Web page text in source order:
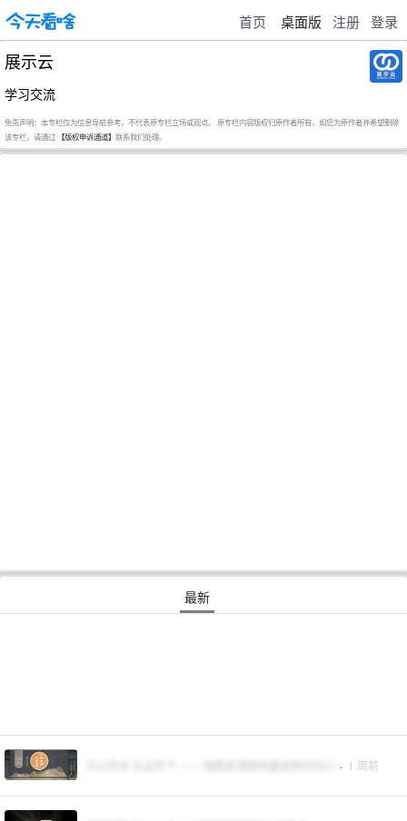
首页 桌面版 注册 登录
展示云
学习交流
免责声明：本专栏仅为信息导航参考，不代表原专栏立场或观点。 原专栏内容版权归原作者所有，如您为原作者并希望删除
该专栏，请通过 【版权申诉通道】 联系我们处理。
最新
· 1 周前